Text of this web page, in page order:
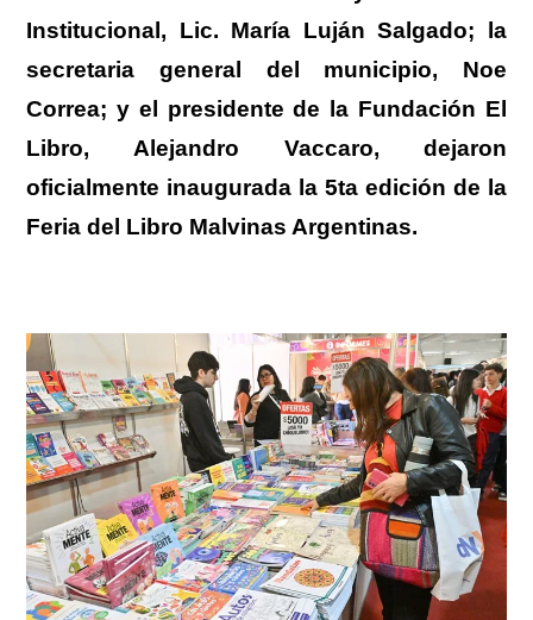
Institucional, Lic. María Luján Salgado; la
secretaria general del municipio, Noe
Correa; y el presidente de la Fundación El
Libro, Alejandro Vaccaro, dejaron
oficialmente inaugurada la 5ta edición de la
Feria del Libro Malvinas Argentinas.